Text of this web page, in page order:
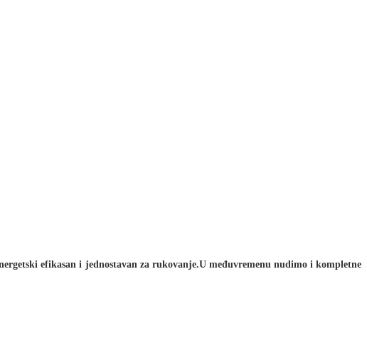
efikasan i jednostavan za rukovanje.U međuvremenu nudimo i kompletne